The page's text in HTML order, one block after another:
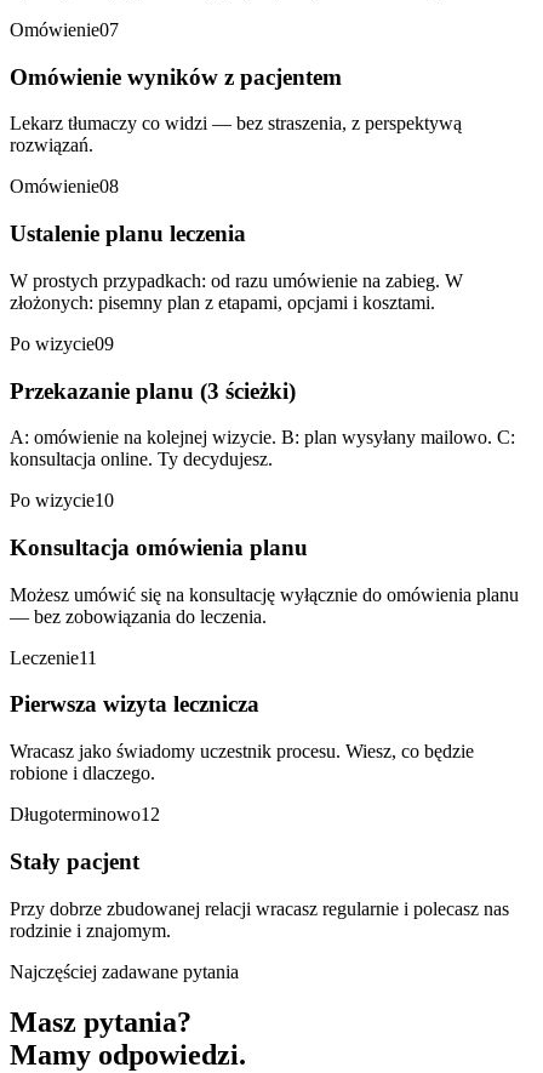
Omówienie07
Omówienie wyników z pacjentem
Lekarz tłumaczy co widzi — bez straszenia, z perspektywą
rozwiązań.
Omówienie08
Ustalenie planu leczenia
W prostych przypadkach: od razu umówienie na zabieg. W
złożonych: pisemny plan z etapami, opcjami i kosztami.
Po wizycie09
Przekazanie planu (3 ścieżki)
A: omówienie na kolejnej wizycie. B: plan wysyłany mailowo. C:
konsultacja online. Ty decydujesz.
Po wizycie10
Konsultacja omówienia planu
Możesz umówić się na konsultację wyłącznie do omówienia planu
— bez zobowiązania do leczenia.
Leczenie11
Pierwsza wizyta lecznicza
Wracasz jako świadomy uczestnik procesu. Wiesz, co będzie
robione i dlaczego.
Długoterminowo12
Stały pacjent
Przy dobrze zbudowanej relacji wracasz regularnie i polecasz nas
rodzinie i znajomym.
Najczęściej zadawane pytania
Masz pytania?
Mamy odpowiedzi.